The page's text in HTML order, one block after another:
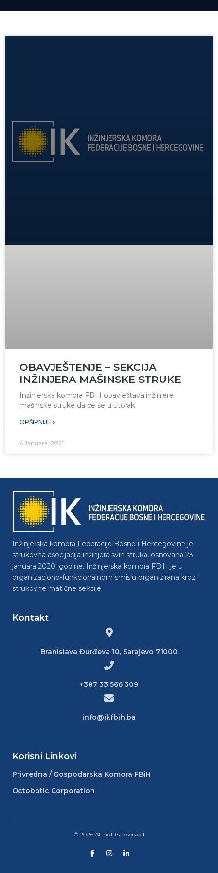
OBAVJEŠTENJE – SEKCIJA
INŽINJERA MAŠINSKE STRUKE
Inžinjerska komora FBiH obavještava inžinjere
mašinske struke da će se u utorak
OPŠIRNIJE »
6 Januara, 2021
Inžinjerska komora Federacije Bosne i Hercegovine je
strukovna asocijacija inžinjera svih struka, osnovana 23.
januara 2020. godine. Inžinjerska komora FBiH je u
organizaciono-funkcionalnom smislu organizirana kroz
strukovne matične sekcije.
Kontakt
Branislava Đurđeva 10, Sarajevo 71000
+387 33 566 309
info@ikfbih.ba
Korisni Linkovi
Privredna / Gospodarska Komora FBiH
Octobotic Corporation
© 2026 All rights reserved